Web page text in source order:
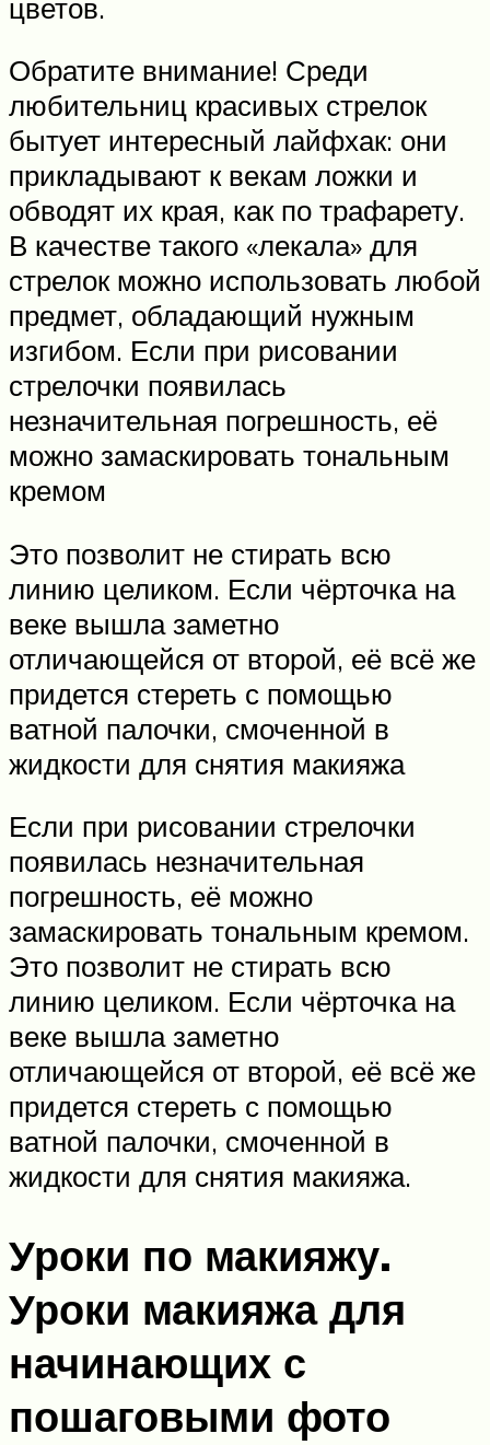
цветов.
Обратите внимание! Среди
любительниц красивых стрелок
бытует интересный лайфхак: они
прикладывают к векам ложки и
обводят их края, как по трафарету.
В качестве такого «лекала» для
стрелок можно использовать любой
предмет, обладающий нужным
изгибом. Если при рисовании
стрелочки появилась
незначительная погрешность, её
можно замаскировать тональным
кремом
Это позволит не стирать всю
линию целиком. Если чёрточка на
веке вышла заметно
отличающейся от второй, её всё же
придется стереть с помощью
ватной палочки, смоченной в
жидкости для снятия макияжа
Если при рисовании стрелочки
появилась незначительная
погрешность, её можно
замаскировать тональным кремом.
Это позволит не стирать всю
линию целиком. Если чёрточка на
веке вышла заметно
отличающейся от второй, её всё же
придется стереть с помощью
ватной палочки, смоченной в
жидкости для снятия макияжа.
Уроки по макияжу.
Уроки макияжа для
начинающих с
пошаговыми фото